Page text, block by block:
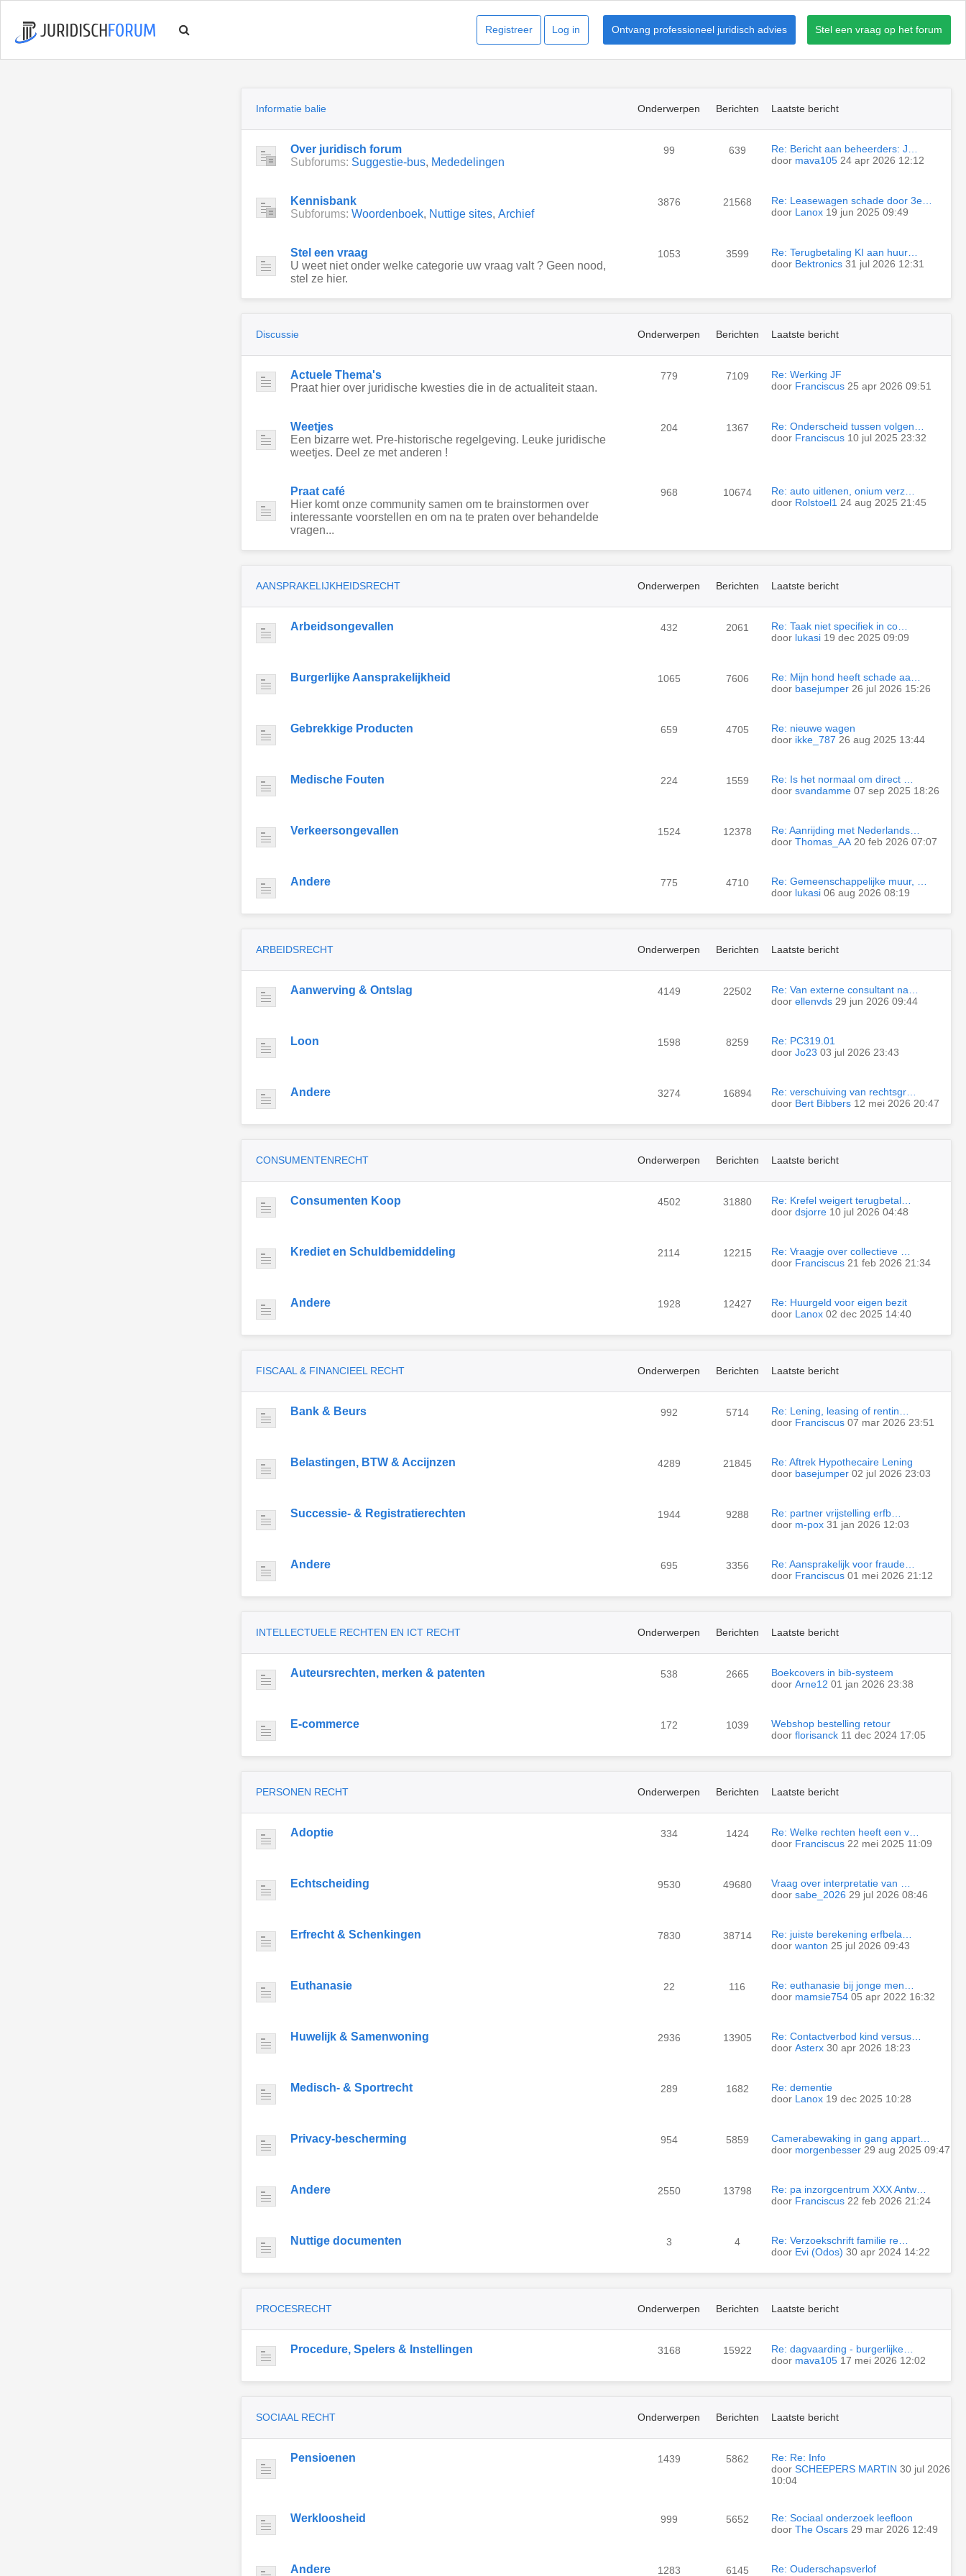
Stel een vraag op het forum
Ontvang professioneel juridisch advies
Log in
Registreer
Informatie balie Onderwerpen Berichten Laatste bericht
Over juridisch forum
Subforums: Suggestie-bus, Mededelingen
99 639
Re: Bericht aan beheerders: J…
door mava105 24 apr 2026 12:12
Kennisbank
Subforums: Woordenboek, Nuttige sites, Archief
3876 21568
Re: Leasewagen schade door 3e…
door Lanox 19 jun 2025 09:49
Stel een vraag
U weet niet onder welke categorie uw vraag valt ? Geen nood,
stel ze hier.
1053 3599
Re: Terugbetaling KI aan huur…
door Bektronics 31 jul 2026 12:31
Discussie Onderwerpen Berichten Laatste bericht
Actuele Thema's
Praat hier over juridische kwesties die in de actualiteit staan.
779 7109
Re: Werking JF
door Franciscus 25 apr 2026 09:51
Weetjes
Een bizarre wet. Pre-historische regelgeving. Leuke juridische
weetjes. Deel ze met anderen !
204 1367
Re: Onderscheid tussen volgen…
door Franciscus 10 jul 2025 23:32
Praat café
Hier komt onze community samen om te brainstormen over
interessante voorstellen en om na te praten over behandelde
vragen...
968 10674
Re: auto uitlenen, onium verz…
door Rolstoel1 24 aug 2025 21:45
AANSPRAKELIJKHEIDSRECHT Onderwerpen Berichten Laatste bericht
Arbeidsongevallen 432 2061
Re: Taak niet specifiek in co…
door lukasi 19 dec 2025 09:09
Burgerlijke Aansprakelijkheid 1065 7606
Re: Mijn hond heeft schade aa…
door basejumper 26 jul 2026 15:26
Gebrekkige Producten 659 4705
Re: nieuwe wagen
door ikke_787 26 aug 2025 13:44
Medische Fouten 224 1559
Re: Is het normaal om direct …
door svandamme 07 sep 2025 18:26
Verkeersongevallen 1524 12378
Re: Aanrijding met Nederlands…
door Thomas_AA 20 feb 2026 07:07
Andere 775 4710
Re: Gemeenschappelijke muur, …
door lukasi 06 aug 2026 08:19
ARBEIDSRECHT Onderwerpen Berichten Laatste bericht
Aanwerving & Ontslag 4149 22502
Re: Van externe consultant na…
door ellenvds 29 jun 2026 09:44
Loon 1598 8259
Re: PC319.01
door Jo23 03 jul 2026 23:43
Andere 3274 16894
Re: verschuiving van rechtsgr…
door Bert Bibbers 12 mei 2026 20:47
CONSUMENTENRECHT Onderwerpen Berichten Laatste bericht
Consumenten Koop 4502 31880
Re: Krefel weigert terugbetal…
door dsjorre 10 jul 2026 04:48
Krediet en Schuldbemiddeling 2114 12215
Re: Vraagje over collectieve …
door Franciscus 21 feb 2026 21:34
Andere 1928 12427
Re: Huurgeld voor eigen bezit
door Lanox 02 dec 2025 14:40
FISCAAL & FINANCIEEL RECHT Onderwerpen Berichten Laatste bericht
Bank & Beurs 992 5714
Re: Lening, leasing of rentin…
door Franciscus 07 mar 2026 23:51
Belastingen, BTW & Accijnzen 4289 21845
Re: Aftrek Hypothecaire Lening
door basejumper 02 jul 2026 23:03
Successie- & Registratierechten 1944 9288
Re: partner vrijstelling erfb…
door m-pox 31 jan 2026 12:03
Andere 695 3356
Re: Aansprakelijk voor fraude…
door Franciscus 01 mei 2026 21:12
INTELLECTUELE RECHTEN EN ICT RECHT Onderwerpen Berichten Laatste bericht
Auteursrechten, merken & patenten 538 2665
Boekcovers in bib-systeem
door Arne12 01 jan 2026 23:38
E-commerce 172 1039
Webshop bestelling retour
door florisanck 11 dec 2024 17:05
PERSONEN RECHT Onderwerpen Berichten Laatste bericht
Adoptie 334 1424
Re: Welke rechten heeft een v…
door Franciscus 22 mei 2025 11:09
Echtscheiding 9530 49680
Vraag over interpretatie van …
door sabe_2026 29 jul 2026 08:46
Erfrecht & Schenkingen 7830 38714
Re: juiste berekening erfbela…
door wanton 25 jul 2026 09:43
Euthanasie 22 116
Re: euthanasie bij jonge men…
door mamsie754 05 apr 2022 16:32
Huwelijk & Samenwoning 2936 13905
Re: Contactverbod kind versus…
door Asterx 30 apr 2026 18:23
Medisch- & Sportrecht 289 1682
Re: dementie
door Lanox 19 dec 2025 10:28
Privacy-bescherming 954 5859
Camerabewaking in gang appart…
door morgenbesser 29 aug 2025 09:47
Andere 2550 13798
Re: pa inzorgcentrum XXX Antw…
door Franciscus 22 feb 2026 21:24
Nuttige documenten 3 4
Re: Verzoekschrift familie re…
door Evi (Odos) 30 apr 2024 14:22
PROCESRECHT Onderwerpen Berichten Laatste bericht
Procedure, Spelers & Instellingen 3168 15922
Re: dagvaarding - burgerlijke…
door mava105 17 mei 2026 12:02
SOCIAAL RECHT Onderwerpen Berichten Laatste bericht
Pensioenen 1439 5862
Re: Re: Info
door SCHEEPERS MARTIN 30 jul 2026
10:04
Werkloosheid 999 5652
Re: Sociaal onderzoek leefloon
door The Oscars 29 mar 2026 12:49
Andere 1283 6145
Re: Ouderschapsverlof